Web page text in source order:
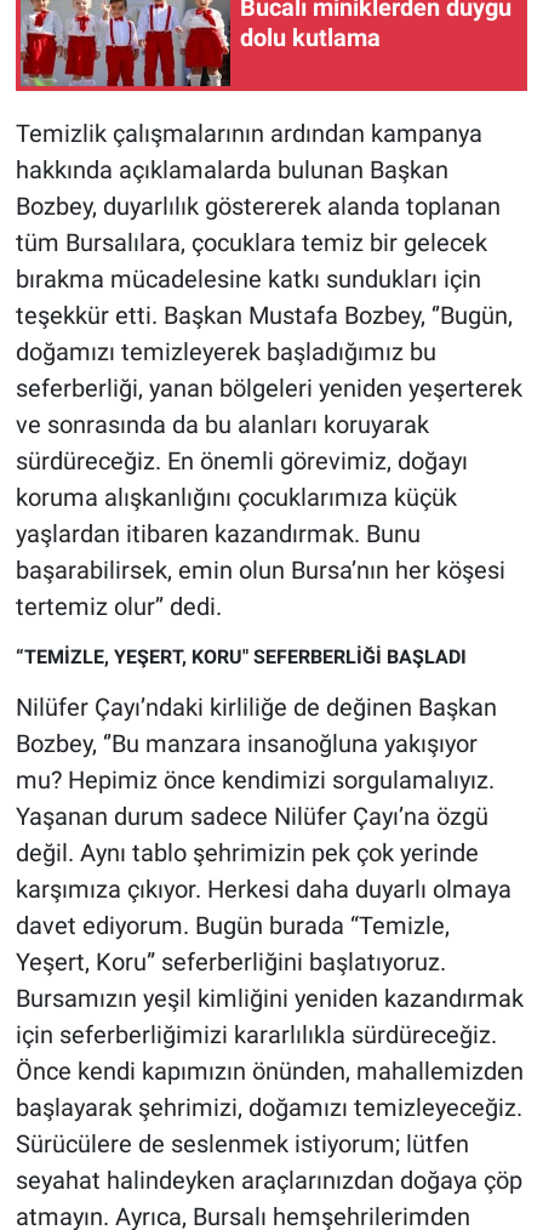
Bucalı miniklerden duygu
dolu kutlama
Temizlik çalışmalarının ardından kampanya
hakkında açıklamalarda bulunan Başkan
Bozbey, duyarlılık göstererek alanda toplanan
tüm Bursalılara, çocuklara temiz bir gelecek
bırakma mücadelesine katkı sundukları için
teşekkür etti. Başkan Mustafa Bozbey, ‘’Bugün,
doğamızı temizleyerek başladığımız bu
seferberliği, yanan bölgeleri yeniden yeşerterek
ve sonrasında da bu alanları koruyarak
sürdüreceğiz. En önemli görevimiz, doğayı
koruma alışkanlığını çocuklarımıza küçük
yaşlardan itibaren kazandırmak. Bunu
başarabilirsek, emin olun Bursa’nın her köşesi
tertemiz olur’’ dedi.
“TEMİZLE, YEŞERT, KORU" SEFERBERLİĞİ BAŞLADI
Nilüfer Çayı’ndaki kirliliğe de değinen Başkan
Bozbey, ‘’Bu manzara insanoğluna yakışıyor
mu? Hepimiz önce kendimizi sorgulamalıyız.
Yaşanan durum sadece Nilüfer Çayı’na özgü
değil. Aynı tablo şehrimizin pek çok yerinde
karşımıza çıkıyor. Herkesi daha duyarlı olmaya
davet ediyorum. Bugün burada “Temizle,
Yeşert, Koru” seferberliğini başlatıyoruz.
Bursamızın yeşil kimliğini yeniden kazandırmak
için seferberliğimizi kararlılıkla sürdüreceğiz.
Önce kendi kapımızın önünden, mahallemizden
başlayarak şehrimizi, doğamızı temizleyeceğiz.
Sürücülere de seslenmek istiyorum; lütfen
seyahat halindeyken araçlarınızdan doğaya çöp
atmayın. Ayrıca, Bursalı hemşehrilerimden
Türkiye'nin Gündemi
Yerel Yaşam
Canlı Yayın